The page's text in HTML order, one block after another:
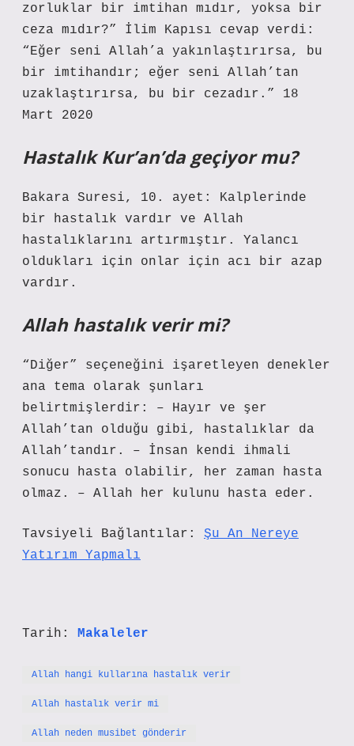
zorluklar bir imtihan mıdır, yoksa bir
ceza mıdır?” İlim Kapısı cevap verdi:
“Eğer seni Allah’a yakınlaştırırsa, bu
bir imtihandır; eğer seni Allah’tan
uzaklaştırırsa, bu bir cezadır.” 18
Mart 2020
Hastalık Kur’an’da geçiyor mu?
Bakara Suresi, 10. ayet: Kalplerinde
bir hastalık vardır ve Allah
hastalıklarını artırmıştır. Yalancı
oldukları için onlar için acı bir azap
vardır.
Allah hastalık verir mi?
“Diğer” seçeneğini işaretleyen denekler
ana tema olarak şunları
belirtmişlerdir: – Hayır ve şer
Allah’tan olduğu gibi, hastalıklar da
Allah’tandır. – İnsan kendi ihmali
sonucu hasta olabilir, her zaman hasta
olmaz. – Allah her kulunu hasta eder.
Tavsiyeli Bağlantılar: Şu An Nereye
Yatırım Yapmalı
Tarih: Makaleler
Allah hangi kullarına hastalık verir
Allah hastalık verir mi
Allah neden musibet gönderir